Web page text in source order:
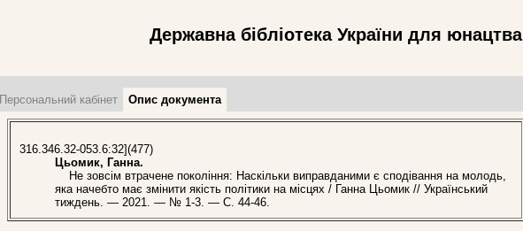
Державна бібліотека України для юнацтва
Персональний кабінет Опис документа
316.346.32-053.6:32](477)
Цьомик, Ганна.
Не зовсім втрачене покоління: Наскільки виправданими є сподівання на молодь,
яка начебто має змінити якість політики на місцях / Ганна Цьомик // Український
тиждень. — 2021. — № 1-3. — С. 44-46.